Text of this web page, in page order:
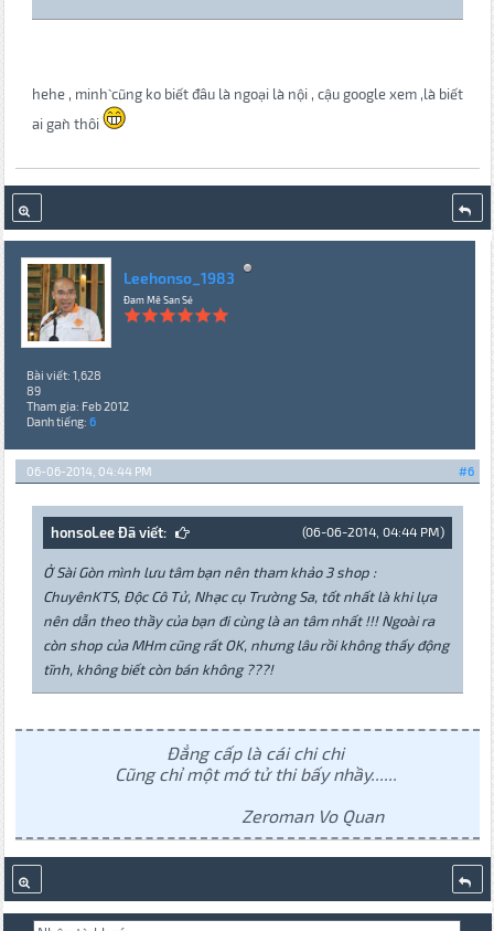
hehe , minh` cũng ko biết đâu la` ngoại la` nội , cậu google xem ,la` biết
ai gan` thôi
Leehonso_1983
Đam Mê San Sẻ
Bài viết: 1,628
89
Tham gia: Feb 2012
Danh tiếng: 6
#6
06-06-2014, 04:44 PM
(06-06-2014, 04:44 PM)
honsoLee Đã viết:
Ở Sài Gòn mình lưu tâm bạn nên tham khảo 3 shop :
ChuyênKTS, Độc Cô Tử, Nhạc cụ Trường Sa, tốt nhất là khi lựa
nên dẫn theo thầy của bạn đi cùng là an tâm nhất !!! Ngoài ra
còn shop của MHm cũng rất OK, nhưng lâu rồi không thấy động
tĩnh, không biết còn bán không ???!
Đẳng cấp là cái chi chi
Cũng chỉ một mớ tử thi bấy nhầy......
Zeroman Vo Quan